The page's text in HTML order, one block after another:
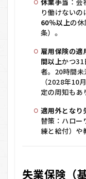
に必
要な
証拠
と、
離職
票の
チェ
ック
ント
手続
き手
ク申
休業手当 ：
り働けないの
60％以上の
条）。
雇用保険の適
間以上かつ31
者。20時間
（2028年10
定の周知もあ
適用外となり
替策：ハロー
練と給付）や
失業保険（